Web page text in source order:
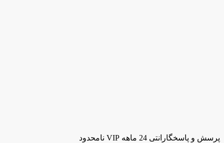
پرسش و پاسخگارانتی 24 ماهه VIP نامحدود